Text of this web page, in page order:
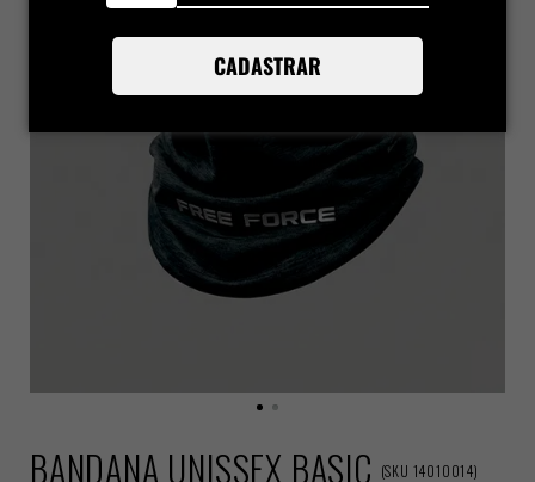
CADASTRAR
BANDANA UNISSEX BASIC (SKU 14010014)